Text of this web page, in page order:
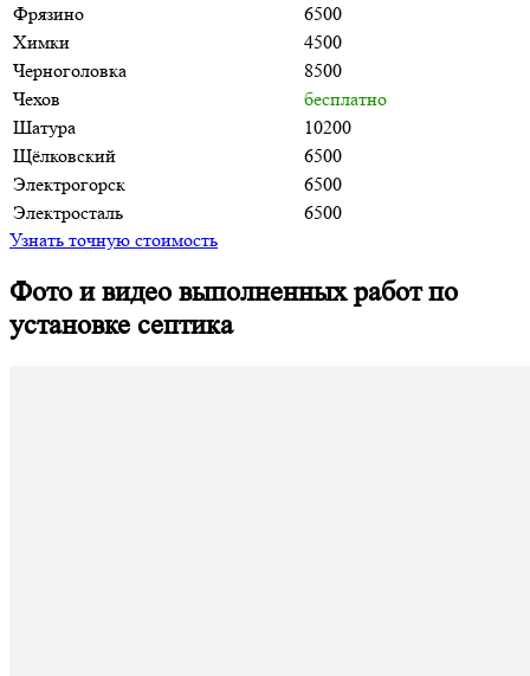
Фрязино
6500
Химки
4500
Черноголовка
8500
Чехов
бесплатно
Шатура
10200
Щёлковский
6500
Электрогорск
6500
Электросталь
6500
Узнать точную стоимость
Фото и видео выполненных работ по
установке септика